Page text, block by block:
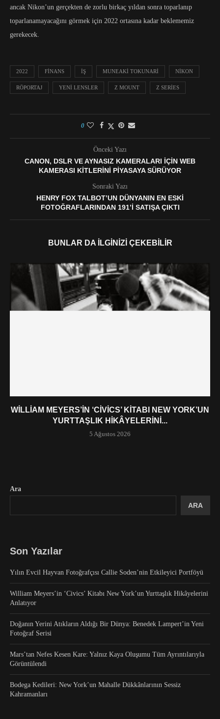
ancak Nikon’un gerçekten de zorlu birkaç yıldan sonra toparlanıp
toparlanamayacağını görmek için 2022 ortasına kadar beklememiz
gerekecek.
2022 FINANS IŞ MUNEAKI TOKUNARI NIKON
RÖPORTAJ YENI LENSLER Z MOUNT Z SERIES
0
Önceki Yazı
CANON, DSLR VE AYNASIZ KAMERALARI IÇIN WEB
KAMERASI KITLERINI PIYASAYA SÜRÜYOR
Sonraki Yazı
HENRY FOX TALBOT’UN DÜNYANIN EN ESKI
FOTOĞRAFLARINDAN 191’I SATIŞA ÇIKTI
BUNLAR DA İLGINIZI ÇEKEBILIR
WILLIAM MEYERS’IN ‘CIVICS’ KITABI NEW YORK’UN
YURTTAŞLIK HIKÂYELERINI...
5 Ağustos 2026
Ara
ARA
Son Yazılar
Yılın Evcil Hayvan Fotoğrafçısı Callie Soden’nin Etkileyici Portföyü
William Meyers’in ‘Civics’ Kitabı New York’un Yurttaşlık Hikâyelerini
Anlatıyor
Doğanın Yerini Atıkların Aldığı Bir Dünya: Benedek Lampert’in Yeni
Fotoğraf Serisi
Mars’tan Nefes Kesen Kare: Yalnız Kaya Oluşumu Tüm Ayrıntılarıyla
Görüntülendi
Bodega Kedileri: New York’un Mahalle Dükkânlarının Sessiz
Kahramanları